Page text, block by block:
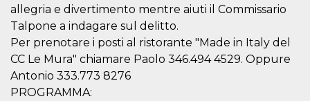
allegria e divertimento mentre aiuti il Commissario
Talpone a indagare sul delitto.
Per prenotare i posti al ristorante "Made in Italy del
CC Le Mura" chiamare Paolo 346.494 4529. Oppure
Antonio 333.773 8276
PROGRAMMA:
restrictions
IP address. It
is essential
for
supporting a